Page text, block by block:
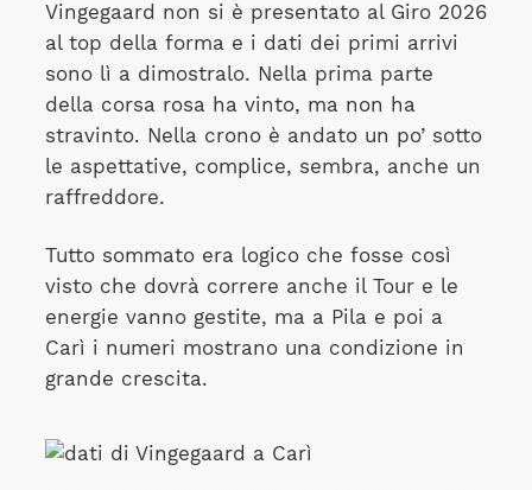
Vingegaard non si è presentato al Giro 2026
al top della forma e i dati dei primi arrivi
sono lì a dimostralo. Nella prima parte
della corsa rosa ha vinto, ma non ha
stravinto. Nella crono è andato un po’ sotto
le aspettative, complice, sembra, anche un
raffreddore.
Tutto sommato era logico che fosse così
visto che dovrà correre anche il Tour e le
energie vanno gestite, ma a Pila e poi a
Carì i numeri mostrano una condizione in
grande crescita.